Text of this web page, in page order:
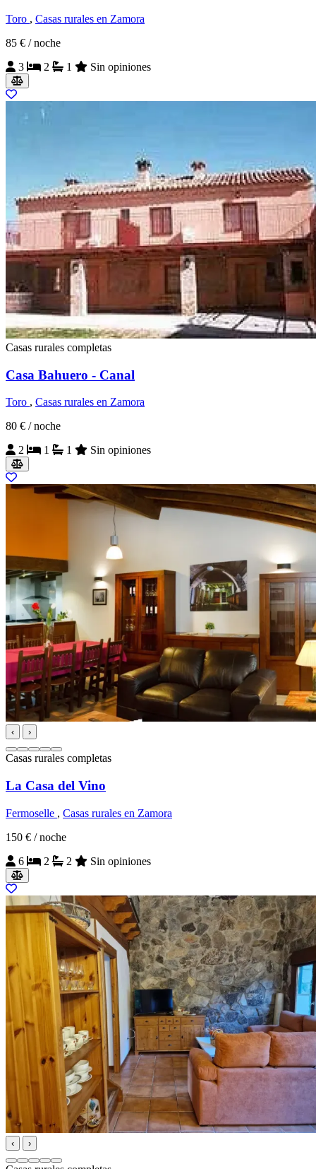
Toro , Casas rurales en Zamora
85 € / noche
3
2 1 Sin opiniones
Casas rurales completas
Casa Bahuero - Canal
Toro , Casas rurales en Zamora
80 € / noche
2
1 1 Sin opiniones
‹ ›
Casas rurales completas
La Casa del Vino
Fermoselle , Casas rurales en Zamora
150 € / noche
6
2 2 Sin opiniones
‹ ›